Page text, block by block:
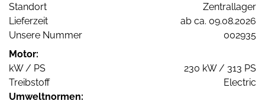
Standort
Zentrallager
Lieferzeit
ab ca. 09.08.2026
Unsere Nummer
002935
Motor:
kW / PS
230 kW / 313 PS
Treibstoff
Electric
Umweltnormen: